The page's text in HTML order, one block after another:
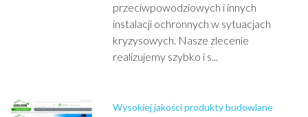
przeciwpowodziowych i innych
instalacji ochronnych w sytuacjach
kryzysowych. Nasze zlecenie
realizujemy szybko i s...
Wysokiej jakości produkty budowlane